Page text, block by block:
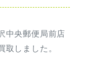
中央郵便局前店
しました。